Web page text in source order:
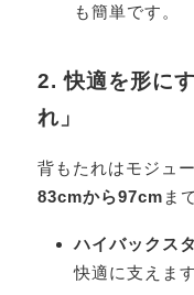
も簡単です。
2. 快適を形に
れ」
背もたれはモジュ
83cmから97cm ま
ハイバックス
快適に支えます